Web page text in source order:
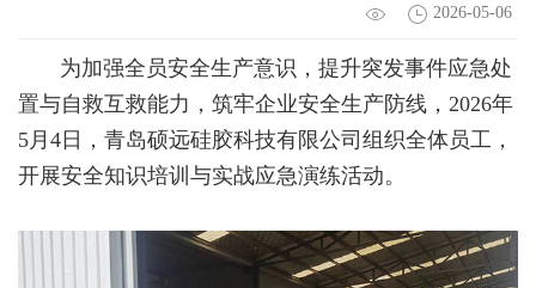
2026-05-06
为加强全员安全生产意识，提升突发事件应急处
置与自救互救能力，筑牢企业安全生产防线，2026年
5月4日，青岛硕远硅胶科技有限公司组织全体员工，
开展安全知识培训与实战应急演练活动。